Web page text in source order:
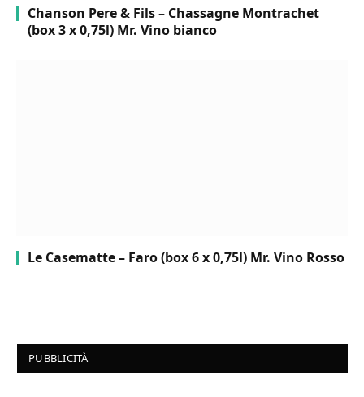
Chanson Pere & Fils – Chassagne Montrachet
(box 3 x 0,75l) Mr. Vino bianco
Le Casematte – Faro (box 6 x 0,75l) Mr. Vino Rosso
PUBBLICITÀ